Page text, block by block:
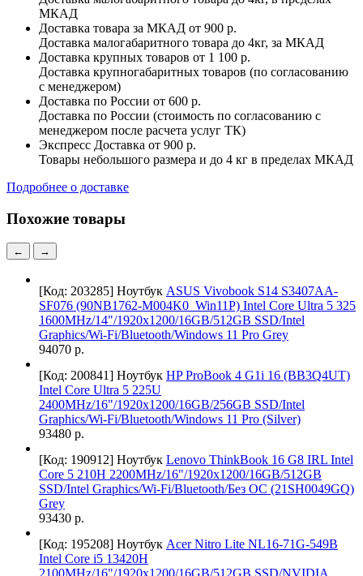
МКАД
Доставка товара за МКАД от 900 р.
Доставка малогабаритного товара до 4кг, за МКАД
Доставка крупных товаров от 1 100 р.
Доставка крупногабаритных товаров (по согласованию
с менеджером)
Доставка по России от 600 р.
Доставка по России (стоимость по согласованию с
менеджером после расчета услуг ТК)
Экспресс Доставка от 900 р.
Товары небольшого размера и до 4 кг в пределах МКАД
Подробнее о доставке
Похожие товары
← →
[Код: 203285] Ноутбук ASUS Vivobook S14 S3407AA-
SF076 (90NB1762-M004K0_Win11P) Intel Core Ultra 5 325
1600MHz/14"/1920x1200/16GB/512GB SSD/Intel
Graphics/Wi-Fi/Bluetooth/Windows 11 Pro Grey
94070 р.
[Код: 200841] Ноутбук HP ProBook 4 G1i 16 (BB3Q4UT)
Intel Core Ultra 5 225U
2400MHz/16"/1920x1200/16GB/256GB SSD/Intel
Graphics/Wi-Fi/Bluetooth/Windows 11 Pro (Silver)
93480 р.
[Код: 190912] Ноутбук Lenovo ThinkBook 16 G8 IRL Intel
Core 5 210H 2200MHz/16"/1920x1200/16GB/512GB
SSD/Intel Graphics/Wi-Fi/Bluetooth/Без ОС (21SH0049GQ)
Grey
93430 р.
[Код: 195208] Ноутбук Acer Nitro Lite NL16-71G-549B
Intel Core i5 13420H